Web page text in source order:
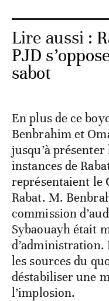
Lire aussi :
PJD
sabot
En plus de ce
Benbrahim et
jusqu’à
instances de
représentaient le
Rabat. M.
commission
Sybaouayh était
les sources du
déstabiliser une
l’implosion.